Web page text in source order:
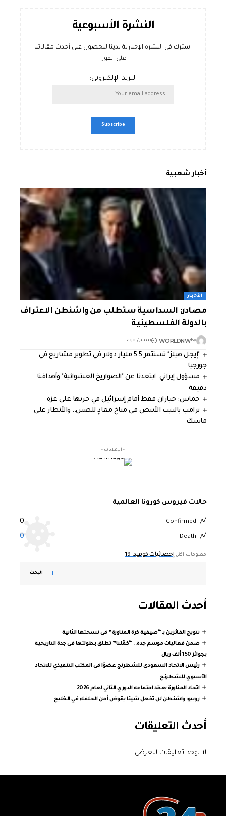
النشرة الأسبوعية
اشترك في النشرة الإخبارية لدينا للحصول على أحدث مقالاتنا
على الفور!
البريد الإلكتروني:
أخبار شعبية
الأخبار
مصادر: السداسية ستطلب من واشنطن الاعتراف
بالدولة الفلسطينية
By
WORLDNW سنتين ago
"إيجل هيلز" تستثمر 5.5 مليار دولار في تطوير مشاريع في
جورجيا
مسؤول إيراني: ابتعدنا عن "الصواريخ العشوائية" وأهدافنا
دقيقة
حماس: خياران فقط أمام إسرائيل في حربها على غزة
ترامب بالبيت الأبيض في مناخ معادٍ للصين.. والأنظار على
ماسك
- الإعلانات -
حالات فيروس كورونا العالمية
Confirmed
0
Death
0
معلومات اكثر:إحصائيات كوفيد -19
البحث
أحدث المقالات
تتويج الفائزين بـ “صيفية كرة المناورة” في نسختها الثانية
ضمن فعاليات موسم جدة.. “كمّلنا” تطلق بطولتها في جدة التاريخية
بجوائز 150 ألف ريال
رئيس الاتحاد السعودي للشطرنج عضوًا في المكتب التنفيذي للاتحاد
الآسيوي للشطرنج
اتحاد المناورة يعقد اجتماعه الدوري الثاني لعام 2026
روبيو: واشنطن لن تفعل شيئا يقوض أمن الحلفاء في الخليج
أحدث التعليقات
لا توجد تعليقات للعرض.